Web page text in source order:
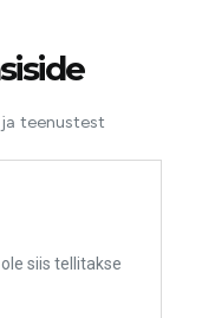
teenustest
siis tellitakse